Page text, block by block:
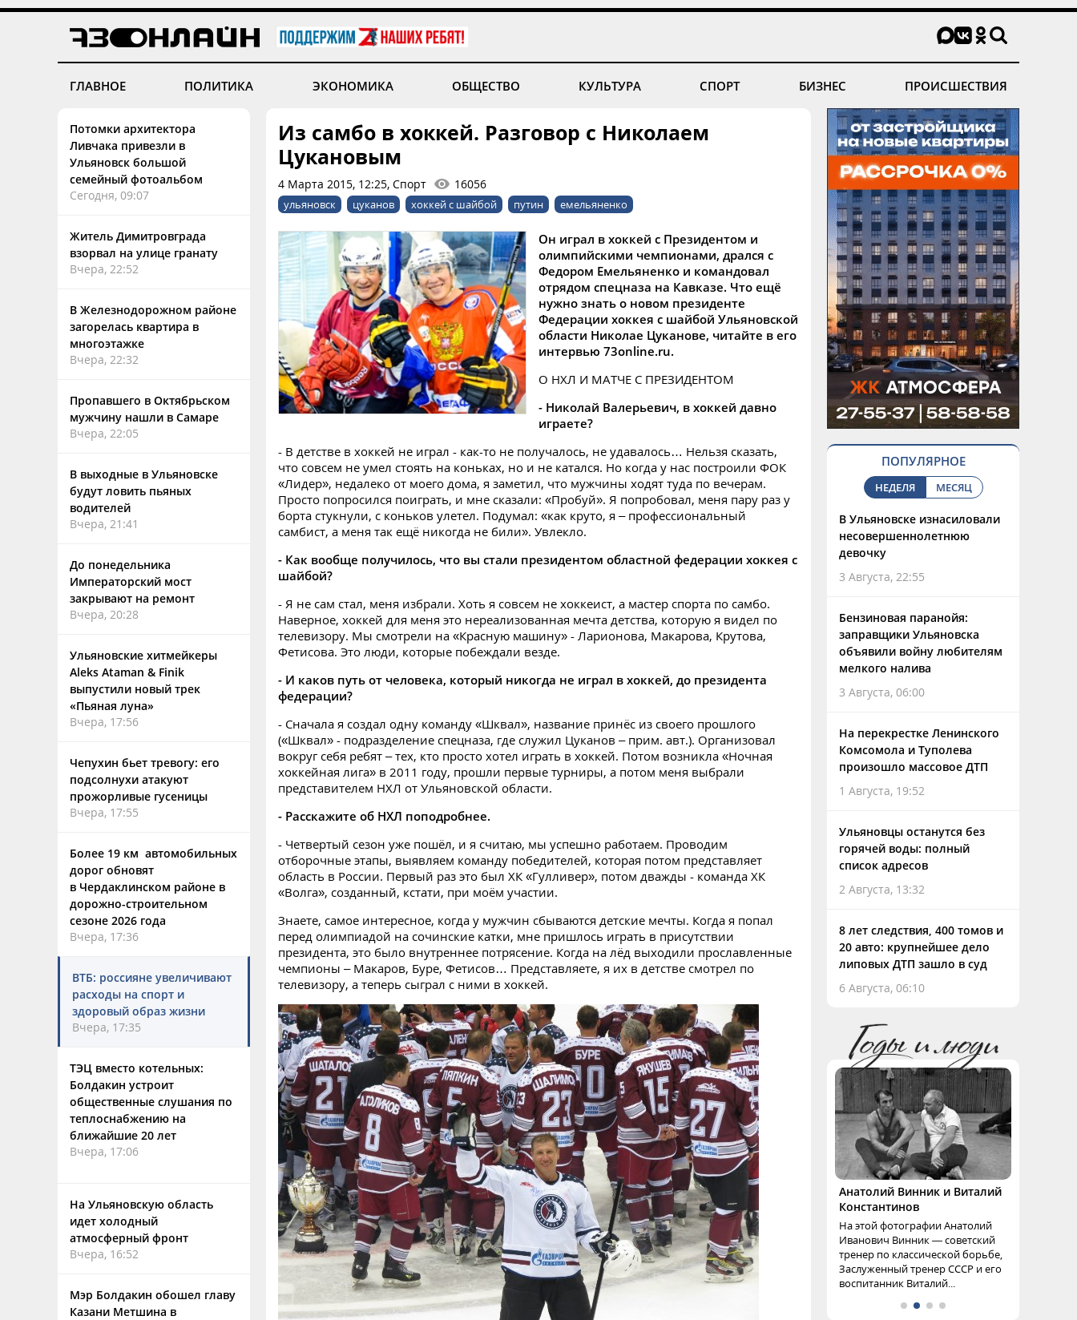
ГЛАВНОЕ ПОЛИТИКА ЭКОНОМИКА ОБЩЕСТВО КУЛЬТУРА СПОРТ БИЗНЕС ПРОИСШЕСТВИЯ
Потомки архитектора
Ливчака привезли в
Ульяновск большой
семейный фотоальбом
Сегодня, 09:07
Житель Димитровграда
взорвал на улице гранату
Вчера, 22:52
В Железнодорожном районе
загорелась квартира в
многоэтажке
Вчера, 22:32
Пропавшего в Октябрьском
мужчину нашли в Самаре
Вчера, 22:05
В выходные в Ульяновске
будут ловить пьяных
водителей
Вчера, 21:41
До понедельника
Императорский мост
закрывают на ремонт
Вчера, 20:28
Ульяновские хитмейкеры
Aleks Ataman & Finik
выпустили новый трек
«Пьяная луна»
Вчера, 17:56
Чепухин бьет тревогу: его
подсолнухи атакуют
прожорливые гусеницы
Вчера, 17:55
Более 19 км автомобильных
дорог обновят
в Чердаклинском районе в
дорожно-строительном
сезоне 2026 года
Вчера, 17:36
ВТБ: россияне увеличивают
расходы на спорт и
здоровый образ жизни
Вчера, 17:35
ТЭЦ вместо котельных:
Болдакин устроит
общественные слушания по
теплоснабжению на
ближайшие 20 лет
Вчера, 17:06
На Ульяновскую область
идет холодный
атмосферный фронт
Вчера, 16:52
Мэр Болдакин обошел главу
Казани Метшина в
Из самбо в хоккей. Разговор с Николаем
Цукановым
4 Марта 2015, 12:25, Спорт 16056
ульяновск цуканов хоккей с шайбой путин емельяненко
Он играл в хоккей с Президентом и
олимпийскими чемпионами, дрался с
Федором Емельяненко и командовал
отрядом спецназа на Кавказе. Что ещё
нужно знать о новом президенте
Федерации хоккея с шайбой Ульяновской
области Николае Цуканове, читайте в его
интервью 73online.ru.
О НХЛ И МАТЧЕ С ПРЕЗИДЕНТОМ
- Николай Валерьевич, в хоккей давно
играете?
- В детстве в хоккей не играл - как-то не получалось, не удавалось… Нельзя сказать,
что совсем не умел стоять на коньках, но и не катался. Но когда у нас построили ФОК
«Лидер», недалеко от моего дома, я заметил, что мужчины ходят туда по вечерам.
Просто попросился поиграть, и мне сказали: «Пробуй». Я попробовал, меня пару раз у
борта стукнули, с коньков улетел. Подумал: «как круто, я – профессиональный
самбист, а меня так ещё никогда не били». Увлекло.
- Как вообще получилось, что вы стали президентом областной федерации хоккея с
шайбой?
- Я не сам стал, меня избрали. Хоть я совсем не хоккеист, а мастер спорта по самбо.
Наверное, хоккей для меня это нереализованная мечта детства, которую я видел по
телевизору. Мы смотрели на «Красную машину» - Ларионова, Макарова, Крутова,
Фетисова. Это люди, которые побеждали везде.
- И каков путь от человека, который никогда не играл в хоккей, до президента
федерации?
- Сначала я создал одну команду «Шквал», название принёс из своего прошлого
(«Шквал» - подразделение спецназа, где служил Цуканов – прим. авт.). Организовал
вокруг себя ребят – тех, кто просто хотел играть в хоккей. Потом возникла «Ночная
хоккейная лига» в 2011 году, прошли первые турниры, а потом меня выбрали
представителем НХЛ от Ульяновской области.
- Расскажите об НХЛ поподробнее.
- Четвертый сезон уже пошёл, и я считаю, мы успешно работаем. Проводим
отборочные этапы, выявляем команду победителей, которая потом представляет
область в России. Первый раз это был ХК «Гулливер», потом дважды - команда ХК
«Волга», созданный, кстати, при моём участии.
Знаете, самое интересное, когда у мужчин сбываются детские мечты. Когда я попал
перед олимпиадой на сочинские катки, мне пришлось играть в присутствии
президента, это было внутреннее потрясение. Когда на лёд выходили прославленные
чемпионы – Макаров, Буре, Фетисов… Представляете, я их в детстве смотрел по
телевизору, а теперь сыграл с ними в хоккей.
ПОПУЛЯРНОЕ
НЕДЕЛЯ МЕСЯЦ
В Ульяновске изнасиловали
несовершеннолетнюю
девочку
3 Августа, 22:55
Бензиновая паранойя:
заправщики Ульяновска
объявили войну любителям
мелкого налива
3 Августа, 06:00
На перекрестке Ленинского
Комсомола и Туполева
произошло массовое ДТП
1 Августа, 19:52
Ульяновцы останутся без
горячей воды: полный
список адресов
2 Августа, 13:32
8 лет следствия, 400 томов и
20 авто: крупнейшее дело
липовых ДТП зашло в суд
6 Августа, 06:10
Анатолий Винник и Виталий
Константинов
На этой фотографии Анатолий
Иванович Винник — советский
тренер по классической борьбе,
Заслуженный тренер СССР и его
воспитанник Виталий...